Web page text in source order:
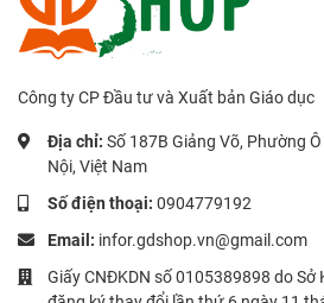
Công ty CP Đầu tư và Xuất bản Giáo dục
Địa chỉ: Số 187B Giảng Võ, Phường
Nội, Việt Nam
Số điện thoại: 0904779192
Email: infor.gdshop.vn@gmail.com
Giấy CNĐKDN số 0105389898 do Sở